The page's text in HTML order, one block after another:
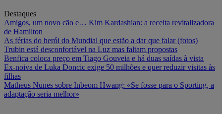
Destaques
Amigos, um novo cão e… Kim Kardashian: a receita revitalizadora
de Hamilton
As férias do herói do Mundial que estão a dar que falar (fotos)
Trubin está desconfortável na Luz mas faltam propostas
Benfica coloca preço em Tiago Gouveia e há duas saídas à vista
Ex-noiva de Luka Doncic exige 50 milhões e quer reduzir visitas às
filhas
Matheus Nunes sobre Inbeom Hwang: «Se fosse para o Sporting, a
adaptação seria melhor»